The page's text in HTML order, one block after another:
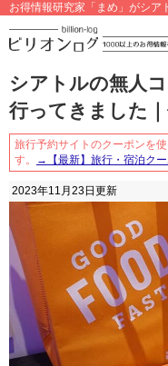
お得情報研究家「まめ」がシア
シアトルの無人
行ってきました
旅行予約サイトのクーポンを
す。
→【最新】旅行・宿泊ク
2023年11月23日 更新